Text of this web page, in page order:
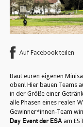
Auf Facebook teilen
Baut euren eigenen
oben! Hier bauen Teams
in der Größe einer
alle Phasen eines realen
Gewinner*innen-Team
Day Event der ESA am